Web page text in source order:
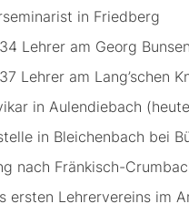
in Friedberg
Lehrer am Georg
Lehrer am Lang’schen
in Aulendiebach
in Bleichenbach bei
nach Fränkisch-
ersten Lehrervereins im